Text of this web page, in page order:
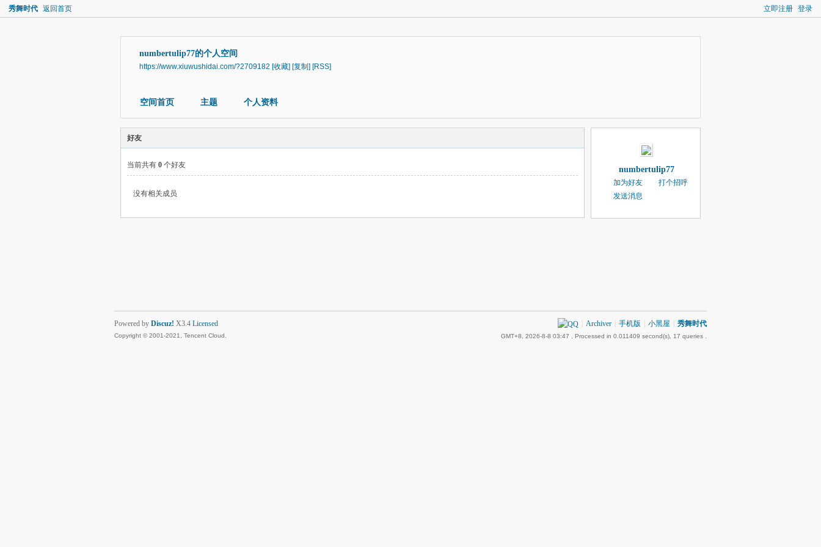
立即注册 登录
秀舞时代 返回首页
numbertulip77的个人空间
https://www.xiuwushidai.com/?2709182 [收藏] [复制] [RSS]
空间首页 主题 个人资料
好友
当前共有 0 个好友
没有相关成员
numbertulip77
加为好友
打个招呼
发送消息
Archiver 手机版 小黑屋 秀舞时代
GMT+8, 2026-8-8 03:47 , Processed in 0.011409 second(s), 17 queries .
Powered by Discuz! X3.4 Licensed
Copyright © 2001-2021, Tencent Cloud.